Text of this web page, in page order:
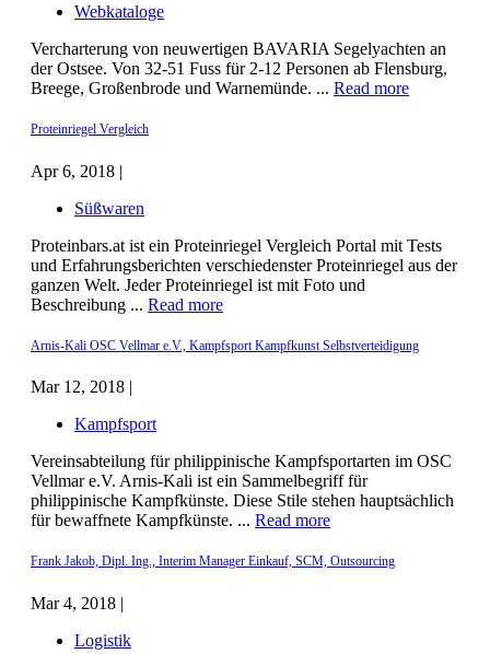
Webkataloge
Vercharterung von neuwertigen BAVARIA Segelyachten an
der Ostsee. Von 32-51 Fuss für 2-12 Personen ab Flensburg,
Breege, Großenbrode und Warnemünde. ... Read more
Proteinriegel Vergleich
Apr 6, 2018 |
Süßwaren
Proteinbars.at ist ein Proteinriegel Vergleich Portal mit Tests
und Erfahrungsberichten verschiedenster Proteinriegel aus der
ganzen Welt. Jeder Proteinriegel ist mit Foto und
Beschreibung ... Read more
Arnis-Kali OSC Vellmar e.V., Kampfsport Kampfkunst Selbstverteidigung
Mar 12, 2018 |
Kampfsport
Vereinsabteilung für philippinische Kampfsportarten im OSC
Vellmar e.V. Arnis-Kali ist ein Sammelbegriff für
philippinische Kampfkünste. Diese Stile stehen hauptsächlich
für bewaffnete Kampfkünste. ... Read more
Frank Jakob, Dipl. Ing., Interim Manager Einkauf, SCM, Outsourcing
Mar 4, 2018 |
Logistik